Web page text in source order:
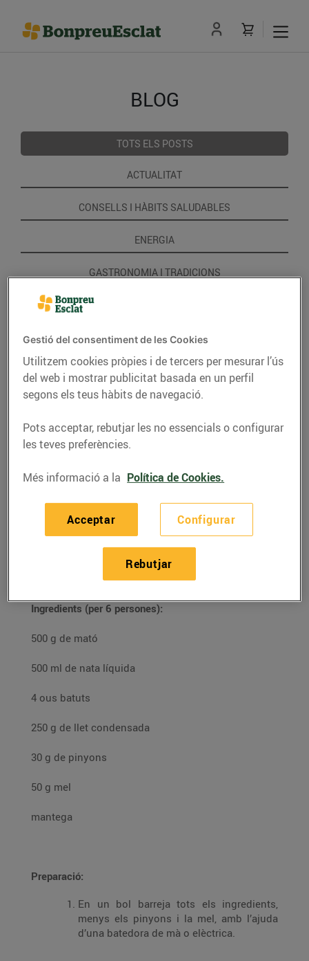
BLOG
TOTS ELS POSTS
ACTUALITAT
CONSELLS I HÀBITS SALUDABLES
ENERGIA
GASTRONOMIA I TRADICIONS
RECEPTES
Flam de mató
Ingredients (per 6 persones):
500 g de mató
500 ml de nata líquida
4 ous batuts
250 g de llet condensada
30 g de pinyons
50 g mel
mantega
Preparació:
En un bol barreja tots els ingredients,
menys els pinyons i la mel, amb l’ajuda
d’una batedora de mà o elèctrica.
Gestió del consentiment de les Cookies
Utilitzem cookies pròpies i de tercers per mesurar l’ús
del web i mostrar publicitat basada en un perfil
segons els teus hàbits de navegació.
Pots acceptar, rebutjar les no essencials o configurar
les teves preferències.
Més informació a la Política de Cookies.
Configurar
Rebutjar
Acceptar